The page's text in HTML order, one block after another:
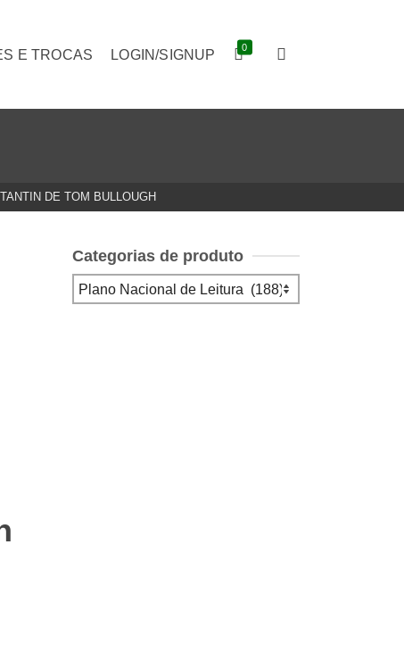
E TROCAS LOGIN/SIGNUP 0
DE TOM BULLOUGH
Categorias de produto